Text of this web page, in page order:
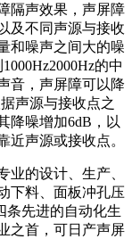
隔声效果，声屏障
及不同声源与接收
和噪声之间大的噪
的中
音，声屏障可以降
声源与接收点之
降噪增加6dB，以
近声源或接收点。
业的设计、生产、
下料、面板冲孔压
条先进的自动化生
之首，可日产声屏